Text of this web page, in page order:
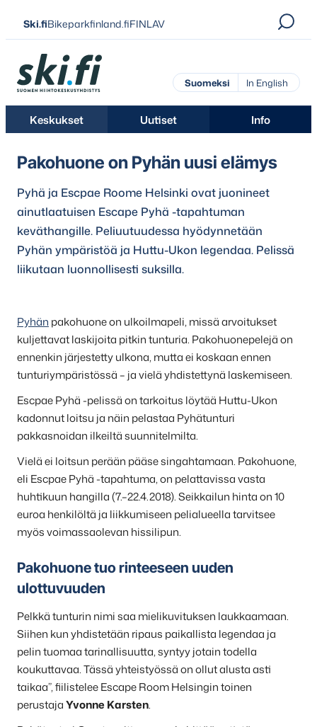
Siirry
suoraan
sisältöön
Ski.fiBikeparkfinland.fiFINLAV
Ski.fi
Suomeksi In English
Keskukset Uutiset Info
Pakohuone on Pyhän uusi elämys
Pyhä ja Escpae Roome Helsinki ovat juonineet
ainutlaatuisen Escape Pyhä -tapahtuman
keväthangille. Peliuutuudessa hyödynnetään
Pyhän ympäristöä ja Huttu-Ukon legendaa. Pelissä
liikutaan luonnollisesti suksilla.
Pyhän pakohuone on ulkoilmapeli, missä arvoitukset
kuljettavat laskijoita pitkin tunturia. Pakohuonepelejä on
ennenkin järjestetty ulkona, mutta ei koskaan ennen
tunturiympäristössä – ja vielä yhdistettynä laskemiseen.
Escpae Pyhä -pelissä on tarkoitus löytää Huttu-Ukon
kadonnut loitsu ja näin pelastaa Pyhätunturi
pakkasnoidan ilkeiltä suunnitelmilta.
Vielä ei loitsun perään pääse singahtamaan. Pakohuone,
eli Escpae Pyhä -tapahtuma, on pelattavissa vasta
huhtikuun hangilla (7.–22.4.2018). Seikkailun hinta on 10
euroa henkilöltä ja liikkumiseen pelialueella tarvitsee
myös voimassaolevan hissilipun.
Pakohuone tuo rinteeseen uuden
ulottuvuuden
Pelkkä tunturin nimi saa mielikuvituksen laukkaamaan.
Siihen kun yhdistetään ripaus paikallista legendaa ja
pelin tuomaa tarinallisuutta, syntyy jotain todella
koukuttavaa. Tässä yhteistyössä on ollut alusta asti
taikaa”, fiilistelee Escape Room Helsingin toinen
perustajaYvonne Karsten.